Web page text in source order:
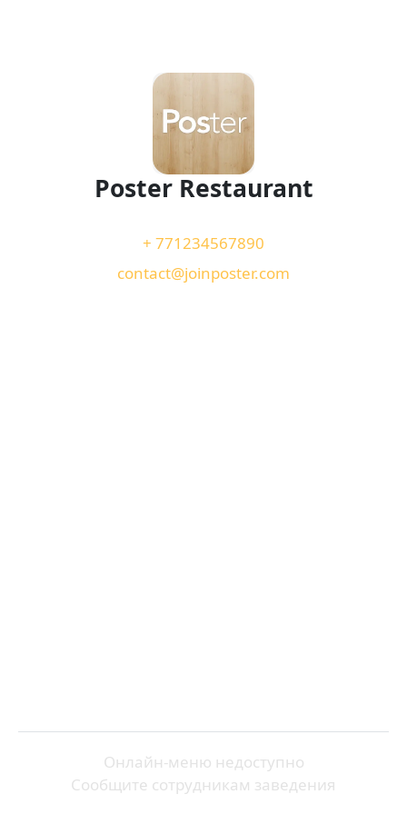
Poster Restaurant
+ 771234567890
contact@joinposter.com
Онлайн-меню недоступно
Сообщите сотрудникам заведения